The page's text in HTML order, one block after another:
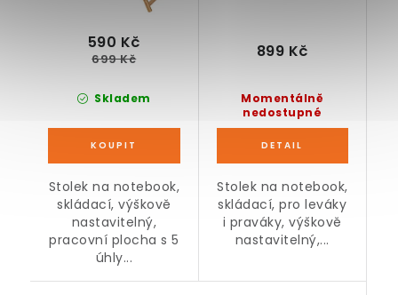
Skladem
590 Kč
699 Kč
Stolek na notebook,
skládací, výškově
nastavitelný,
pracovní plocha s 5
úhly...
Momentálně
nedostupné
899 Kč
Stolek na notebook,
skládací, pro leváky
i praváky, výškově
nastavitelný,...